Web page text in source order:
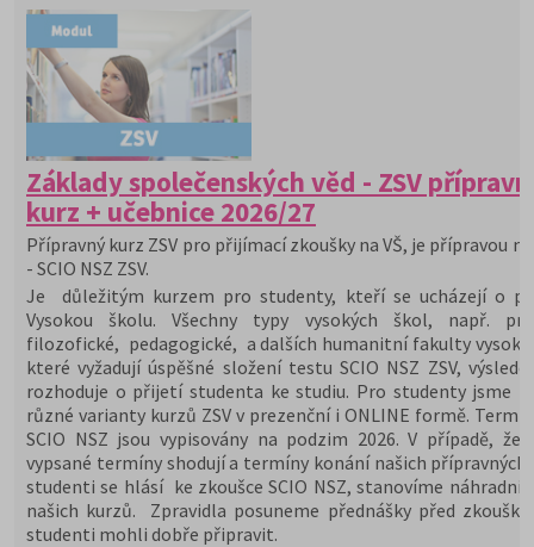
Základy společenských věd - ZSV
kurz + učebnice 2026/27
Přípravný kurz ZSV pro přijímací zkoušky na VŠ, je přípravou
- SCIO NSZ ZSV.
Je důležitým kurzem pro studenty, kteří se ucházejí o
Vysokou školu. Všechny typy vysokých škol, např.
filozofické, pedagogické, a dalších humanitní fakulty
které vyžadují úspěšné složení testu SCIO NSZ ZSV,
rozhoduje o přijetí studenta ke studiu. Pro studenty jsme
různé varianty kurzů ZSV v prezenční i ONLINE formě.
SCIO NSZ jsou vypisovány na podzim 2026. V případě,
vypsané termíny shodují a termíny konání našich přípravných
studenti se hlásí ke zkoušce SCIO NSZ, stanovíme náhradní
našich kurzů. Zpravidla posuneme přednášky před
studenti mohli dobře připravit.